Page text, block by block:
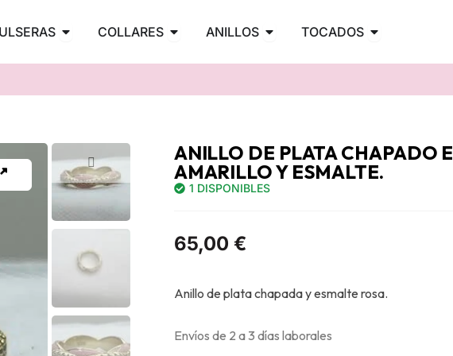
Abrir PULSERAS
COLLARES Abrir COLLARES
ANILLOS Abrir ANILLOS
TOCADOS Abrir
ANILLO DE PLATA CHAPADO
AMARILLO Y ESMALTE.
1 DISPONIBLES
65,00 €
Anillo de plata chapada y esmalte rosa.
Envíos de 2 a 3 días laborales